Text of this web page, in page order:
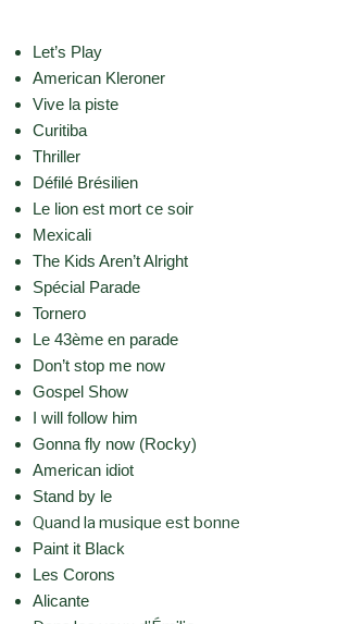
Let’s Play
American Kleroner
Vive la piste
Curitiba
Thriller
Défilé Brésilien
Le lion est mort ce soir
Mexicali
The Kids Aren’t Alright
Spécial Parade
Tornero
Le 43ème en parade
Don’t stop me now
Gospel Show
I will follow him
Gonna fly now (Rocky)
American idiot
Stand by le
Quand la musique est bonne
Paint it Black
Les Corons
Alicante